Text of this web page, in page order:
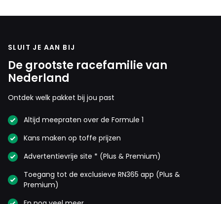
SLUIT JE AAN BIJ
De grootste racefamilie van
Nederland
Ontdek welk pakket bij jou past
Altijd meepraten over de Formule 1
Kans maken op toffe prijzen
Advertentievrije site * (Plus & Premium)
Toegang tot de exclusieve RN365 app (Plus &
Premium)